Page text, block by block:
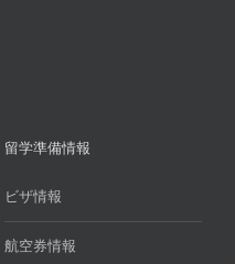
留学準備情報
ビザ情報
航空券情報